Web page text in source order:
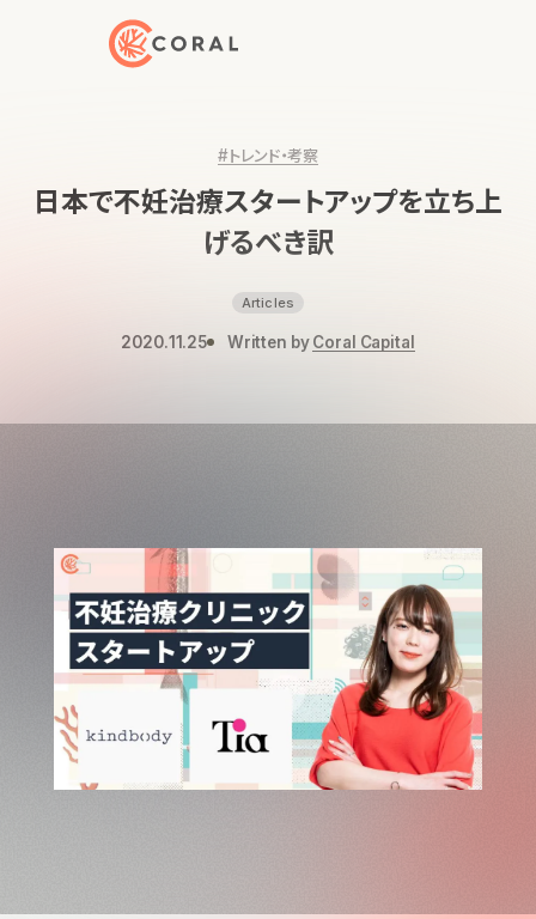
トップページへ戻る
#トレンド・考察
日本で不妊治療スタートアップを立ち上
げるべき訳
Articles
2020.11.25 Written byCoral Capital